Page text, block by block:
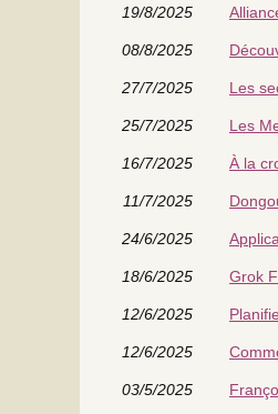
19/8/2025
08/8/2025
27/7/2025 Les
25/7/2025 Les
16/7/2025 À la
11/7/2025
24/6/2025
18/6/2025 Grok
12/6/2025
12/6/2025
03/5/2025